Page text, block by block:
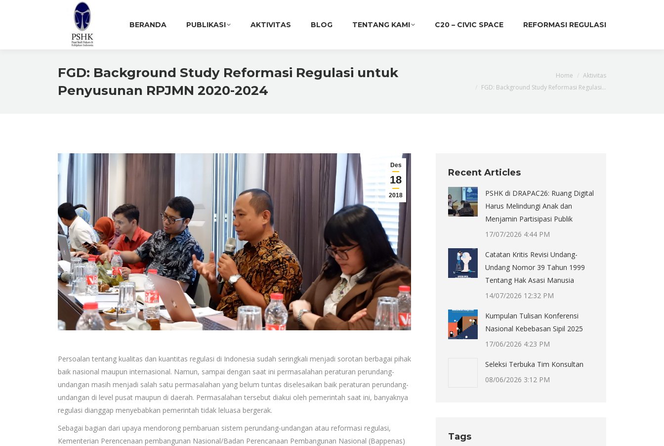
BERANDA PUBLIKASI AKTIVITAS BLOG TENTANG KAMI C20 – CIVIC SPACE REFORMASI REGULASI
FGD: Background Study Reformasi Regulasi untuk
Penyusunan RPJMN 2020-2024
Home
Aktivitas
FGD: Background Study Reformasi Regulasi…
Des
18
2018
Persoalan tentang kualitas dan kuantitas regulasi di Indonesia sudah seringkali menjadi sorotan berbagai pihak
baik nasional maupun internasional. Namun, sampai dengan saat ini permasalahan peraturan perundang-
undangan masih menjadi salah satu permasalahan yang belum tuntas diselesaikan baik peraturan perundang-
undangan di level pusat maupun di daerah. Permasalahan tersebut diakui oleh pemerintah saat ini, banyaknya
regulasi dianggap menyebabkan pemerintah tidak leluasa bergerak.
Sebagai bagian dari upaya mendorong pembaruan sistem perundang-undangan atau reformasi regulasi,
Kementerian Perencenaan pembangunan Nasional/Badan Perencanaan Pembangunan Nasional (Bappenas)
Recent Articles
PSHK di DRAPAC26: Ruang Digital
Harus Melindungi Anak dan
Menjamin Partisipasi Publik
17/07/2026 4:44 PM
Catatan Kritis Revisi Undang-
Undang Nomor 39 Tahun 1999
Tentang Hak Asasi Manusia
14/07/2026 12:32 PM
Kumpulan Tulisan Konferensi
Nasional Kebebasan Sipil 2025
17/06/2026 4:23 PM
Seleksi Terbuka Tim Konsultan
08/06/2026 3:12 PM
Tags